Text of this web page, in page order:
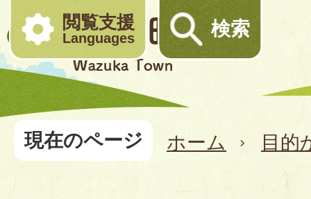
閲覧支援
Languages 検索
現在のページ ホーム 目的